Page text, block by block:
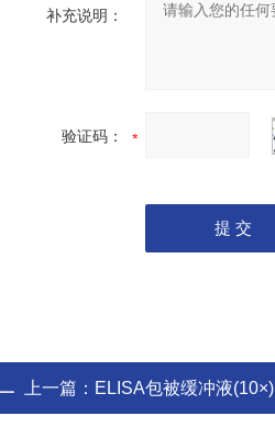
补充说明：
验证码：
上一篇： ELISA包被缓冲液(10×)